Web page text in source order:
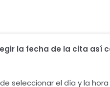
la fecha de la cita así
seleccionar el día y la